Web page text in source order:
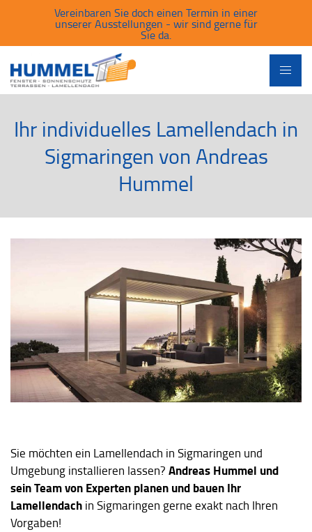
Vereinbaren Sie doch einen Termin in einer
unserer Ausstellungen - wir sind gerne für
Sie da.
Ihr individuelles Lamellendach in
Sigmaringen von Andreas
Hummel
Sie möchten ein Lamellendach in Sigmaringen und
Umgebung installieren lassen? Andreas Hummel und
sein Team von Experten planen und bauen Ihr
Lamellendach in Sigmaringen gerne exakt nach Ihren
Vorgaben!